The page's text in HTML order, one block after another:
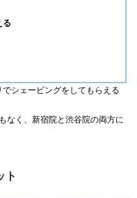
る
シェービングをしてもらえる
なく、新宿院と渋谷院の両方に
ト